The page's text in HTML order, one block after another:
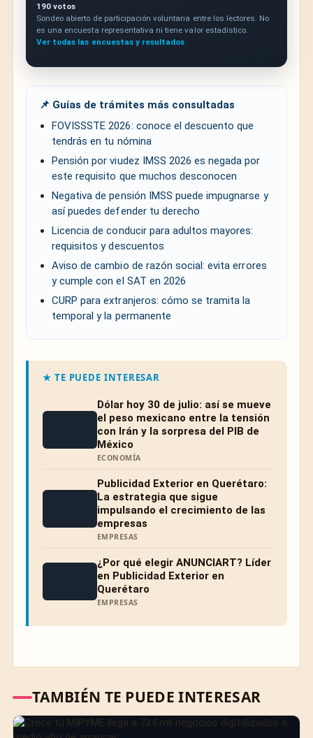
190 votos
Sondeo abierto de participación voluntaria entre los lectores. No
es una encuesta representativa ni tiene valor estadístico.
Ver todas las encuestas y resultados
📌 Guías de trámites más consultadas
FOVISSSTE 2026: conoce el descuento que
tendrás en tu nómina
Pensión por viudez IMSS 2026 es negada por
este requisito que muchos desconocen
Negativa de pensión IMSS puede impugnarse y
así puedes defender tu derecho
Licencia de conducir para adultos mayores:
requisitos y descuentos
Aviso de cambio de razón social: evita errores
y cumple con el SAT en 2026
CURP para extranjeros: cómo se tramita la
temporal y la permanente
★ TE PUEDE INTERESAR
Dólar hoy 30 de julio: así se mueve
el peso mexicano entre la tensión
con Irán y la sorpresa del PIB de
México
ECONOMÍA
Publicidad Exterior en Querétaro:
La estrategia que sigue
impulsando el crecimiento de las
empresas
EMPRESAS
¿Por qué elegir ANUNCIART? Líder
en Publicidad Exterior en
Querétaro
EMPRESAS
TAMBIÉN TE PUEDE INTERESAR